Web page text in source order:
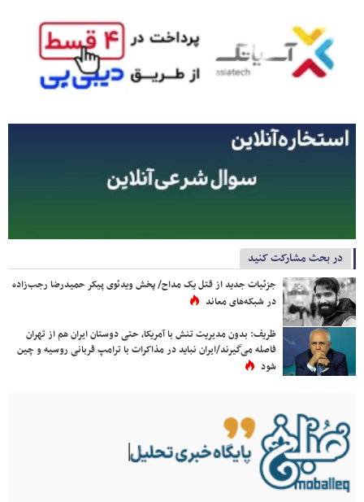
در بحث مشارکت کنید
جزئیات جدید از قتل یک مداح/ پخش ویدئوی پیکر حمیدرضا رجب‌زاده
در شبکه‌های معاند
ظریف: بدون مدیریت تنش با آمریکا، حتی دوستان ایران هم از تهران
فاصله می‌گیرند/ایران نباید در مذاکرات با ترامپ قربانی روسیه و چین
شود